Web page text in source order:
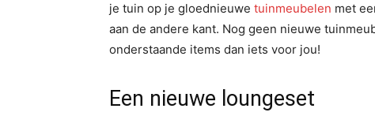
je tuin op je gloednieuwe tuinmeubelen met
aan de andere kant. Nog geen nieuwe
onderstaande items dan iets voor jou!
Een nieuwe loungeset